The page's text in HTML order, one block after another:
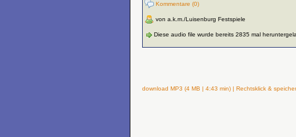
Kommentare (0)
von a.k.m./Luisenburg Festspiele
Diese audio file wurde bereits 2835 mal
download MP3 (4 MB | 4:43 min) | Rechtsklick &